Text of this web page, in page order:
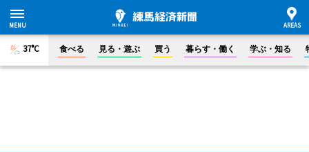
37°C 食べる 見る・遊ぶ 買う 暮らす・働く 学ぶ・知る